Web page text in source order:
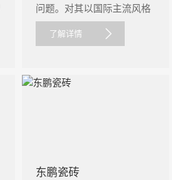
问题。对其以国际主流风格
为核心的产......
了解详情
东鹏瓷砖